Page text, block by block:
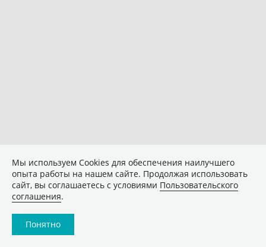
Мы используем Сookies для обеспечения наилучшего
опыта работы на нашем сайте. Продолжая использовать
сайт, вы соглашаетесь с условиями Пользовательского
соглашения.
Понятно